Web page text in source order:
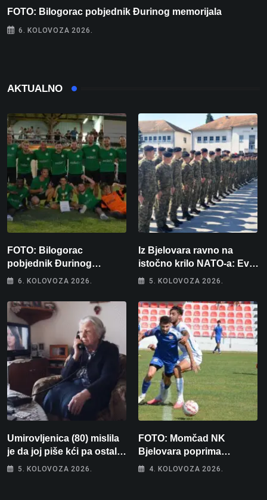
FOTO: Bilogorac pobjednik Đurinog memorijala
6. KOLOVOZA 2026.
AKTUALNO
FOTO: Bilogorac
pobjednik Đurinog
memorijala
6. KOLOVOZA 2026.
Iz Bjelovara ravno na
istočno krilo NATO-a: Evo
kamo odlazi 82 hrvatska
5. KOLOVOZA 2026.
Umirovljenica (80) mislila
je da joj piše kći pa ostala
bez 1000 eura
5. KOLOVOZA 2026.
FOTO: Momčad NK
Bjelovara poprima
jesenski izgled
4. KOLOVOZA 2026.